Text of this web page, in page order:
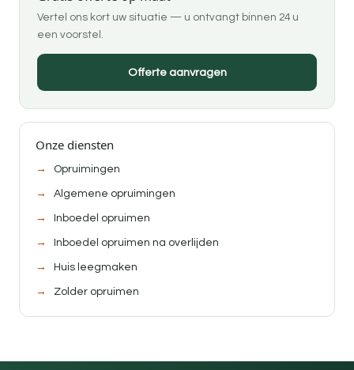
Vertel ons kort uw situatie — u ontvangt binnen 24 u
een voorstel.
Offerte aanvragen
Onze diensten
Opruimingen
Algemene opruimingen
Inboedel opruimen
Inboedel opruimen na overlijden
Huis leegmaken
Zolder opruimen